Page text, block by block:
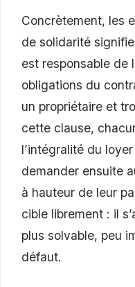
Concrètement, les
de solidarité
est responsable de
obligations du
un propriétaire et
cette clause,
l’intégralité du
demander ensuite
à hauteur de leur
cible librement : il
plus solvable, peu
défaut.